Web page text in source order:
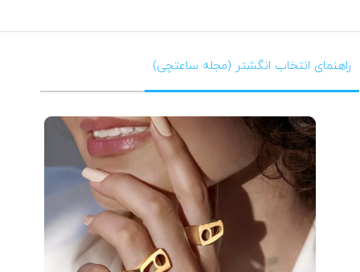
راهنمای انتخاب انگشتر (مجله ساعتچی)